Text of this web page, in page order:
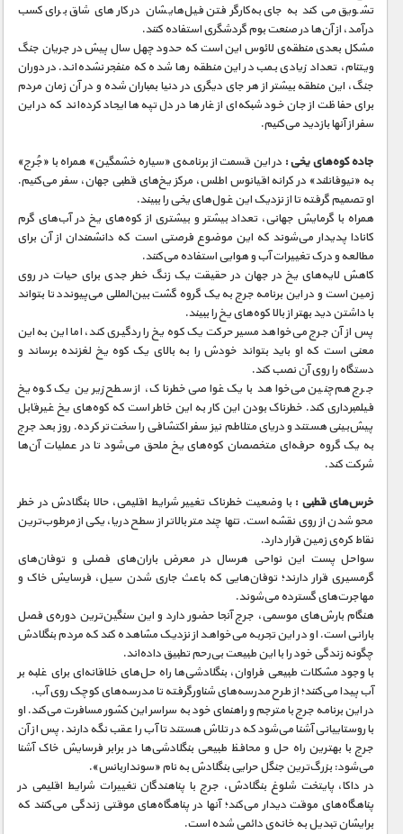
تشویق می‌کند به جای به‌کارگرفتن فیل‌‌هایشان در کارهای شاق برای کسب
درآمد، از آن‌ها در صنعت بوم گردشگری استفاده کنند.
مشکل بعدی منطقه‌ی لائوس این است که حدود چهل سال پیش در جریان جنگ
ویتنام، تعداد زیادی بمب در این منطقه‌‌ رها شده‌ که منفجر نشده‌اند. در دوران
جنگ، این منطقه بیشتر از هر جای دیگری در دنیا بمباران شده و در آن زمان مردم
برای حفاظت از جان خود شبکه‌ای از غار‌ها در دل تپه‌ها ایجاد کرده‌اند که در این
سفر از آنها بازدید می‌کنیم.
جاده کوه‌های یخی : در این قسمت از برنامه‌ی «سیاره خشمگین» همراه با «جُرج»
به «نیوفانلند» در کرانه اقیانوس اطلس، مرکز یخ‌های قطبی جهان، سفر می‌کنیم.
او تصمیم گرفته تا از نزدیک این غول‌های یخی را ببیند.
همراه با گرمایش جهانی، تعداد بیشتر و بیشتری از کوه‌های یخ در آب‌های گرم
کانادا پدیدار می‌شوند که این موضوع فرصتی است که دانشمندان از آن برای
مطالعه و درک تغییرات آب و هوایی استفاده می‌کنند.
کاهش لایه‌های یخ در جهان در حقیقت یک زنگ خطر جدی برای حیات در روی
زمین است و در این برنامه جرج به یک گروه گشت بین‌المللی می‌پیوندد تا بتواند
با داشتن دید بهتر از بالا کوه‌های یخ را ببیند.
پس از آن جرج می‌خواهد مسیر حرکت یک کوه یخ را ردگیری کند، اما این به این
معنی است که او باید بتواند خودش را به بالای یک کوه یخ لغزنده برساند و
دستگاه را روی آن نصب کند.
جرج هم‌چنین می‌خواهد با یک غواصی خطرناک، از سطح زیرین یک کوه یخ
فیلمبرداری کند. خطرناک بودن این کار به این خاطر است که کوه‌های یخ غیرقابل
پیش‌بینی هستند و دریای متلاطم نیز سفر اکتشافی را سخت‌تر کرده. روز بعد جرج
به یک گروه حرفه‌ای متخصصان کوه‌های یخ ملحق می‌شود تا در عملیات آن‌ها
شرکت کند.
خرس‌های قطبی :با وضعیت خطرناک تغییر شرایط اقلیمی، حالا بنگلادش در خطر
محو شدن از روی نقشه است. تنها چند متر بالا‌تر از سطح دریا، یکی از مرطوب‌ترین
نقاط کره‌ی زمین قرار دارد.
سواحل پست این نواحی هرسال در معرض باران‌های فصلی و توفان‌های
گرمسیری قرار دارند؛ توفان‌هایی که باعث جاری شدن سیل، فرسایش خاک و
مهاجرت‌های گسترده می‌شوند.
هنگام بارش‌های موسمی، جرج آنجا حضور دارد و این سنگین‌ترین دوره‌ی فصل
بارانی است. او در این تجربه می‌خواهد از نزدیک مشاهده کند که مردم بنگلادش
چگونه زندگی خود را با این طبیعت بی‌رحم تطبیق داده‌اند.
با وجود مشکلات طبیعی فراوان، بنگلادشی‌ها راه حل‌های خلاقانه‌ای برای غلبه بر
آب پیدا می‌کنند؛ از طرح مدرسه‌های شناورگرفته تا مدرسه‌های کوچک روی آب.
در این برنامه جرج با مترجم و راهنمای خود به سراسر این کشور مسافرت می‌کند. او
با روستاییانی آشنا می‌شود که در تلاش هستند تا آب را عقب نگه دارند. پس از آن
جرج با بهترین راه حل و محافظ طبیعی بنگلادشی‌ها در برابر فرسایش خاک آشنا
می‌شود: بزرگ‌ترین جنگل حرایی بنگلادش به نام «سونداربانس».
در داکا، پایتخت شلوغ بنگلادش، جرج با پناهندگان تغییرات شرایط اقلیمی در
پناهگاه‌های موقت دیدار می‌کند؛ آنها در پناهگاه‌های موقتی زندگی می‌کنند که
برایشان تبدیل به خانه‌ی دائمی شده است.